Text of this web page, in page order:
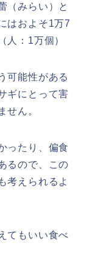
（みらい）と
はおよそ1万7
人：1万個）
可能性がある
ギにとって害
せん。
ったり、偏食
るので、この
考えられるよ
てもいい食べ